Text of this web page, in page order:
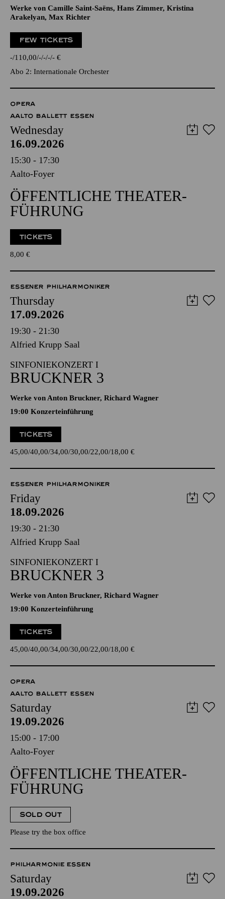
Werke von Camille Saint-Saëns, Hans Zimmer, Kristina
Arakelyan, Max Richter
FEW TICKETS
- 110,00 - - - - €
Abo 2: Internationale Orchester
OPERA
AALTO BALLETT ESSEN
Wednesday
16.09.2026
15:30 - 17:30
Aalto-Foyer
ÖFFENTLICHE THEATER­
FÜHRUNG
TICKETS
8,00 €
ESSENER PHILHARMONIKER
Thursday
17.09.2026
19:30 - 21:30
Alfried Krupp Saal
SINFONIEKONZERT I
BRUCKNER 3
Werke von Anton Bruckner, Richard Wagner
19:00 Konzerteinführung
TICKETS
45,00 40,00 34,00 30,00 22,00 18,00 €
ESSENER PHILHARMONIKER
Friday
18.09.2026
19:30 - 21:30
Alfried Krupp Saal
SINFONIEKONZERT I
BRUCKNER 3
Werke von Anton Bruckner, Richard Wagner
19:00 Konzerteinführung
TICKETS
45,00 40,00 34,00 30,00 22,00 18,00 €
OPERA
AALTO BALLETT ESSEN
Saturday
19.09.2026
15:00 - 17:00
Aalto-Foyer
ÖFFENTLICHE THEATER­
FÜHRUNG
SOLD OUT
Please try the box office
PHILHARMONIE ESSEN
Saturday
19.09.2026